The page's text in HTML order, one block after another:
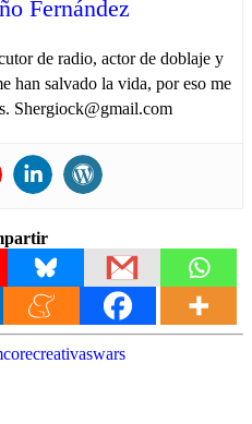
Fernández
de radio, actor de doblaje y
han salvado la vida, por eso me
Shergiock@gmail.com
recreativaswars